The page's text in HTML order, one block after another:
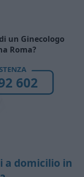
un Ginecologo
Roma?
602
a domicilio in